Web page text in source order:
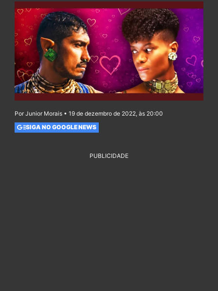
Por Junior Morais • 19 de dezembro de 2022, às 20:00
SIGA NO GOOGLE NEWS
PUBLICIDADE